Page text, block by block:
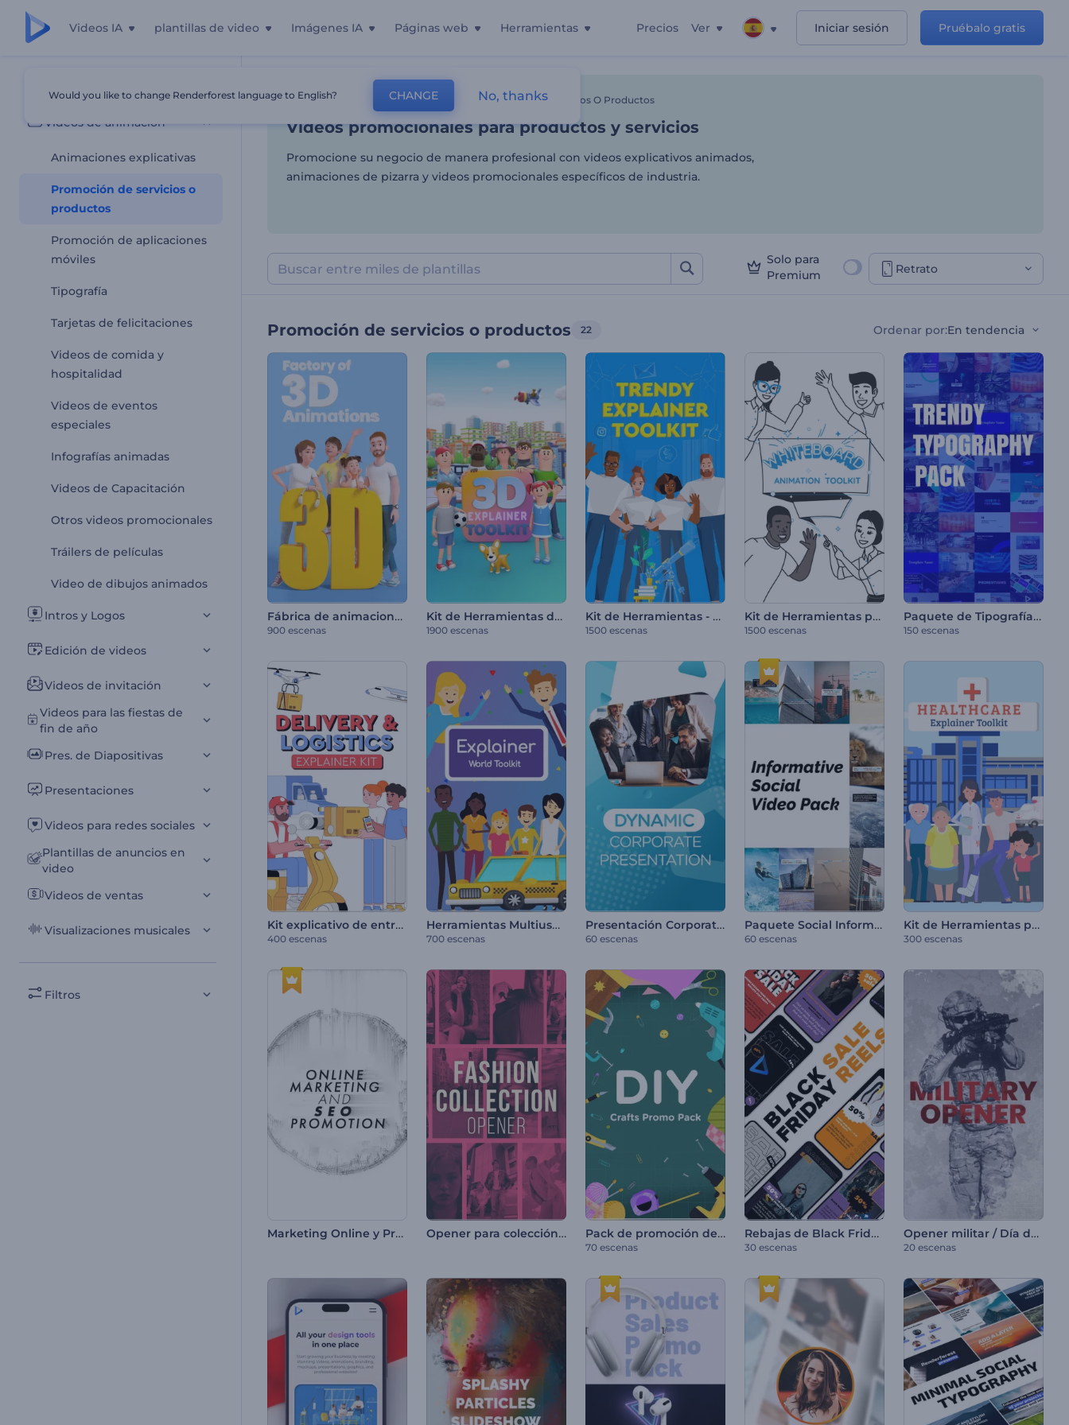
Videos IA plantillas de video Imágenes IA Páginas web Herramientas Precios Ver Iniciar sesión Pruébalo gratis
Todas las plantillas
Videos de animación
Animaciones explicativas
Promoción de servicios o
productos
Promoción de aplicaciones
móviles
Tipografía
Tarjetas de felicitaciones
Videos de comida y
hospitalidad
Videos de eventos
especiales
Infografías animadas
Videos de Capacitación
Otros videos promocionales
Tráilers de películas
Video de dibujos animados
Intros y Logos
Edición de videos
Videos de invitación
Videos para las fiestas de
fin de año
Pres. de Diapositivas
Presentaciones
Videos para redes sociales
Plantillas de anuncios en
video
Videos de ventas
Visualizaciones musicales
Filtros
Videos promocionales para productos y servicios
Inicio Plantillas Videos De Animación Promoción De Servicios O Productos
Videos promocionales para productos y servicios
Promocione su negocio de manera profesional con videos explicativos animados,
animaciones de pizarra y videos promocionales específicos de industria.
Solo para
Premium
Retrato
Promoción de servicios o productos 22 Ordenar por:En tendencia
Fábrica de animaciones 3D
900 escenas
Kit de Herramientas de Video Explicativo 3D
1900 escenas
Kit de Herramientas - Video Explicativo Moderno
1500 escenas
Kit de Herramientas para Animación de Pizarra
1500 escenas
Paquete de Tipografía Moderna
150 escenas
Kit explicativo de entrega y logística
400 escenas
Herramientas Multiuso para Videos Explicativos
700 escenas
Presentación Corporativa Dinámica
60 escenas
Paquete Social Informativo
60 escenas
Kit de Herramientas para Videos de Salud
300 escenas
Marketing Online y Promoción SEO Opener para colección de moda Pack de promoción de manualidades DIY
70 escenas
Rebajas de Black Friday en reels
30 escenas
Opener militar / Día de la victoria
20 escenas
Would you like to change Renderforest language to English? CHANGE No, thanks